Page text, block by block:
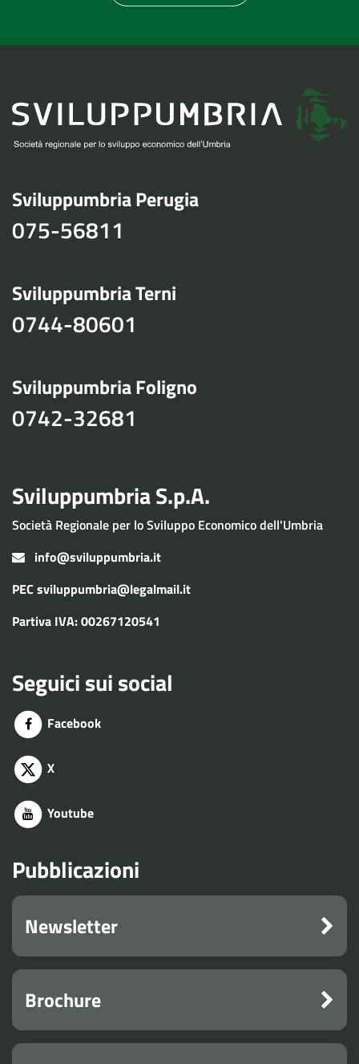
Sviluppumbria Perugia
075-56811
Sviluppumbria Terni
0744-80601
Sviluppumbria Foligno
0742-32681
Sviluppumbria S.p.A.
Società Regionale per lo Sviluppo Economico dell'Umbria
info@sviluppumbria.it
PEC sviluppumbria@legalmail.it
Partiva IVA: 00267120541
Seguici sui social
Facebook
X
Youtube
Pubblicazioni
Newsletter
Brochure